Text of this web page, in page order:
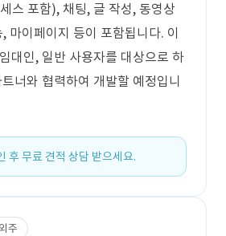
스 포함), 채팅, 글 작성, 동영상
마이페이지 등이 포함됩니다. 이
대인, 일반 사용자를 대상으로 하
너와 협력하여 개발할 예정입니
후 무료 견적 상담 받으세요.
주